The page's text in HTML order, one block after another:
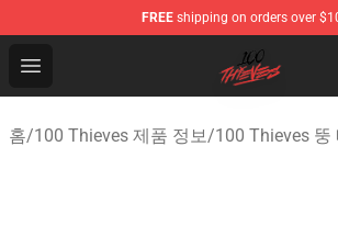
FREE shipping on orders over
Open menu
100 Thieves Shop - Official 100
홈/100 Thieves 제품 정보/100 Thieves 뚱